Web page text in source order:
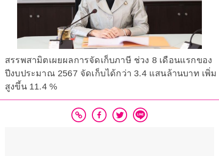
สรรพสามิตเผยผลการจัดเก็บภาษี ช่วง 8 เดือนแรกของ
ปีงบประมาณ 2567 จัดเก็บได้กว่า 3.4 แสนล้านบาท เพิ่ม
สูงขึ้น 11.4 %